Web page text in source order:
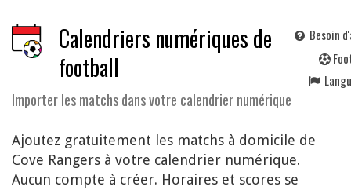
Calendriers numériques de
football
Importer les matchs dans votre calendrier numérique
Besoin
F
Ajoutez gratuitement les matchs à domicile de
Cove Rangers à votre calendrier numérique.
Aucun compte à créer. Horaires et scores se